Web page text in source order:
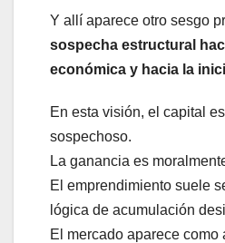
Y allí aparece otro sesgo
sospecha estructural
económica y hacia la
En esta visión, el capital
sospechoso.
La ganancia es
El emprendimiento suele
lógica de acumulación
El mercado aparece como